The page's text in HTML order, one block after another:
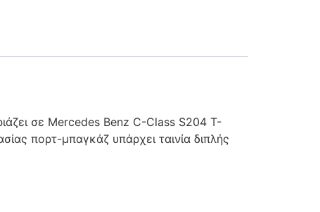
σε Mercedes Benz C-Class S204 T-
πορτ-μπαγκάζ υπάρχει ταινία διπλής